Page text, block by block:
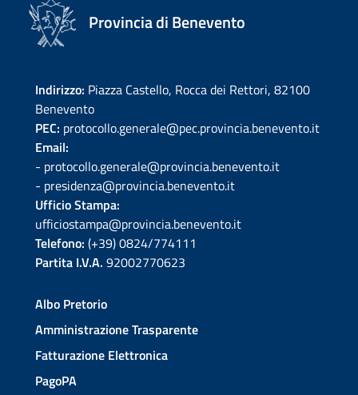
Provincia di Benevento
Indirizzo: Piazza Castello, Rocca dei Rettori, 82100
Benevento
PEC: protocollo.generale@pec.provincia.benevento.it
Email:
- protocollo.generale@provincia.benevento.it
- presidenza@provincia.benevento.it
Ufficio Stampa:
ufficiostampa@provincia.benevento.it
Telefono: (+39) 0824/774111
Partita I.V.A. 92002770623
Albo Pretorio
Amministrazione Trasparente
Fatturazione Elettronica
PagoPA